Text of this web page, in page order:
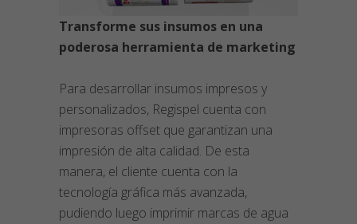
Transforme sus insumos en una
poderosa herramienta de marketing
Para desarrollar insumos impresos y
personalizados, Regispel cuenta con
impresoras offset que garantizan una
impresión de alta calidad. De esta
manera, el cliente cuenta con la
tecnología gráfica más avanzada,
pudiendo luego imprimir marcas de agua